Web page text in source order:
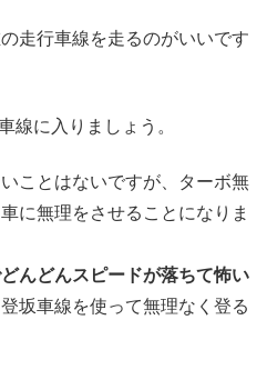
走行車線を走るのがいいです
線に入りましょう。
ことはないですが、ターボ無
に無理をさせることになりま
んどんスピードが落ちて怖い
坂車線を使って無理なく登る